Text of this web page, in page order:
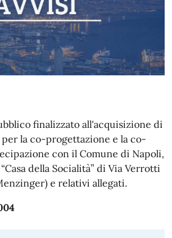
finalizzato all'acquisizione di
la co-progettazione e la co-
con il Comune di Napoli,
della Socialità” di Via Verrotti
e relativi allegati.